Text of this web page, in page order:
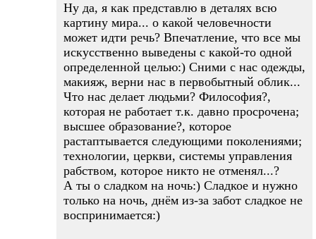
Ну да, я как представлю в деталях всю
картину мира... о какой человечности
может идти речь? Впечатление, что все мы
искусственно выведены с какой-то одной
определенной целью:) Сними с нас одежды,
макияж, верни нас в первобытный облик...
Что нас делает людьми? Философия?,
которая не работает т.к. давно просрочена;
высшее образование?, которое
растаптывается следующими поколениями;
технологии, церкви, системы управления
рабством, которое никто не отменял...?
А ты о сладком на ночь:) Сладкое и нужно
только на ночь, днём из-за забот сладкое не
воспринимается:)